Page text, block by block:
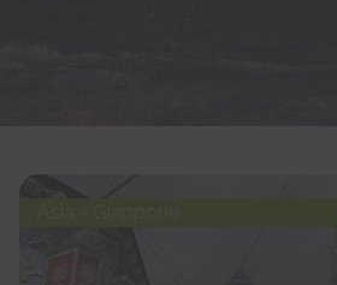
Asia - Giappone